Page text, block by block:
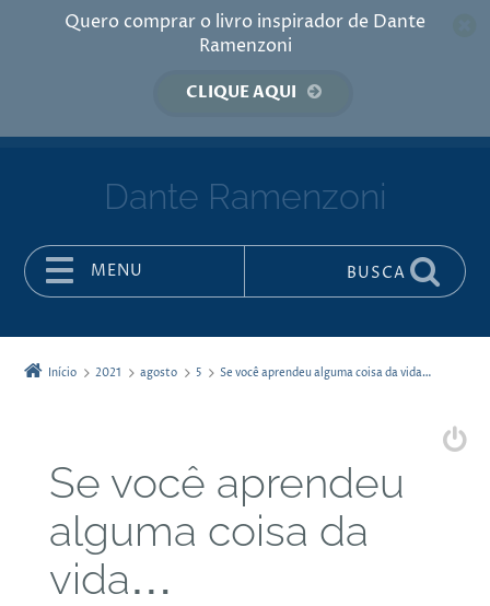
Quero comprar o livro inspirador de Dante
Ramenzoni
CLIQUE AQUI
Dante Ramenzoni
MENU BUSCA
Início 2021 agosto 5 Se você aprendeu alguma coisa da vida…
Se você aprendeu
alguma coisa da
vida…